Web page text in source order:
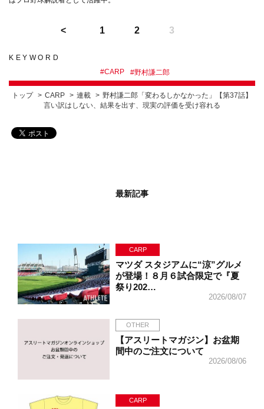
1 2 3
KEYWORD
#CARP #野村謙二郎
トップ CARP 連載
野村謙二郎「変わるしかなかった」【第37話】
言い訳はしない、結果を出す、現実の評価を受け容れる
最新記事
CARP
マツダ スタジアムに“涼”グルメ
が登場！８月６試合限定で『夏
祭り202…
2026/08/07
OTHER
【アスリートマガジン】お盆期
間中のご注文について
2026/08/06
CARP